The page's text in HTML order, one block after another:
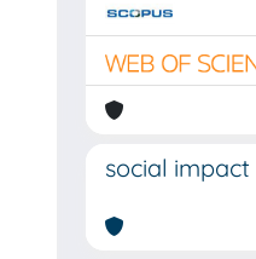
social impact